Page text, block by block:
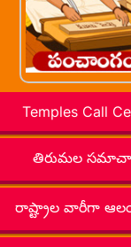
Temples Call
తిరుమల
రాష్ట్రాల వారీగా